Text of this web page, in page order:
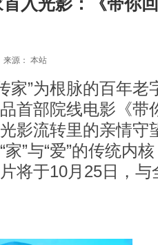
来源： 本站
家”为根脉的百年
首部院线电影《带
影流转里的亲情
家”与“爱”的传统内
将于10月25日，与